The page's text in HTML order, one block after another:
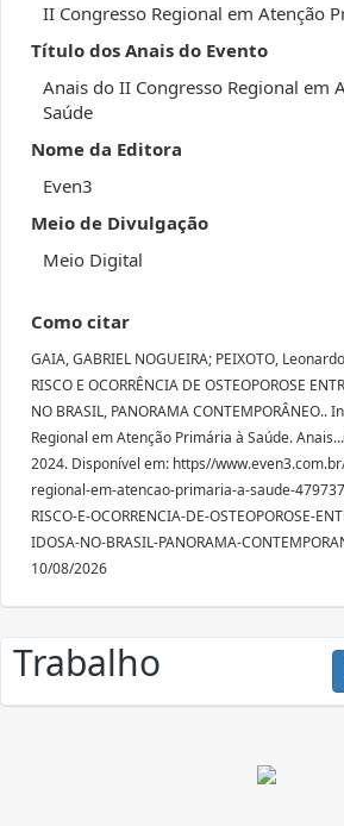
II Congresso Regional em Atenção
Título dos Anais do Evento
Anais do II Congresso Regional em
Saúde
Nome da Editora
Even3
Meio de Divulgação
Meio Digital
Como citar
GAIA, GABRIEL NOGUEIRA; PEIXOTO,
RISCO E OCORRÊNCIA DE OSTEOPOROSE
NO BRASIL, PANORAMA CONTEMPORÂNEO..
Regional em Atenção Primária à Saúde.
2024. Disponível em: https//
regional-em-atencao-primaria-a-saude-
RISCO-E-OCORRENCIA-DE-OSTEOPOROSE-
IDOSA-NO-BRASIL-PANORAMA-
10/08/2026
Trabalho